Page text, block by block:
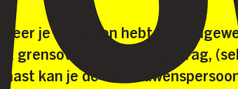
je te maken hebt met
grensoverschrijdend gedrag,
kan je de